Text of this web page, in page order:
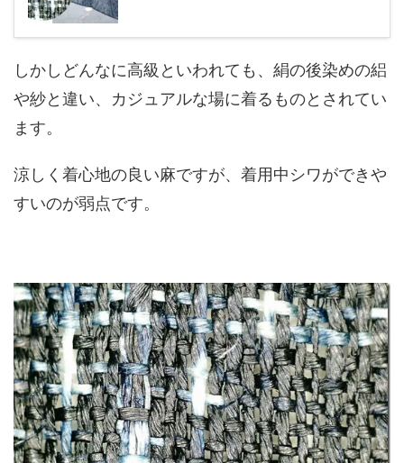
しかしどんなに高級といわれても、絹の後染めの絽
や紗と違い、カジュアルな場に着るものとされてい
ます。
涼しく着心地の良い麻ですが、着用中シワができや
すいのが弱点です。